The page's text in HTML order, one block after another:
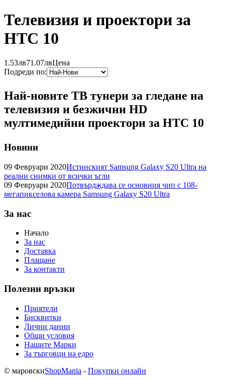
Телевизия и проектори за
HTC 10
1.53лв71.07лвЦена
Подреди по:
Най-новите ТВ тунери за гледане на
телевизия и безжични HD
мултимедийни проектори за HTC 10
Новини
09 Февруари 2020Истинският Samsung Galaxy S20 Ultra на
реални снимки от всички ъгли
09 Февруари 2020Потвърдждава се основния чип с 108-
мегапикселова камера Samsung Galaxy S20 Ultra
За нас
Начало
За нас
Доставка
Плащане
За контакти
Полезни връзки
Приятели
Бисквитки
Лични данни
Общи условия
Нашите Марки
За търговци на едро
© маровскиShopMania - Покупки онлайн